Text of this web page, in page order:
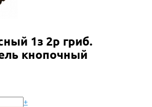
1з 2р гриб.
кнопочный
+